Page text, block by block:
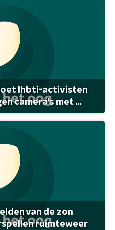
lhbti-activisten
camera's met ...
van de zon
ruimteweer